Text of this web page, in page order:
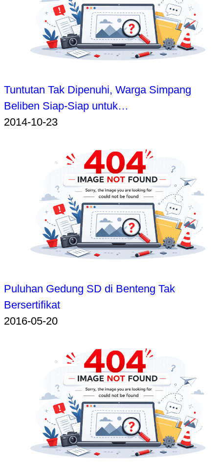
Tuntutan Tak Dipenuhi, Warga Simpang
Beliben Siap-Siap untuk…
2014-10-23
Puluhan Gedung SD di Benteng Tak
Bersertifikat
2016-05-20